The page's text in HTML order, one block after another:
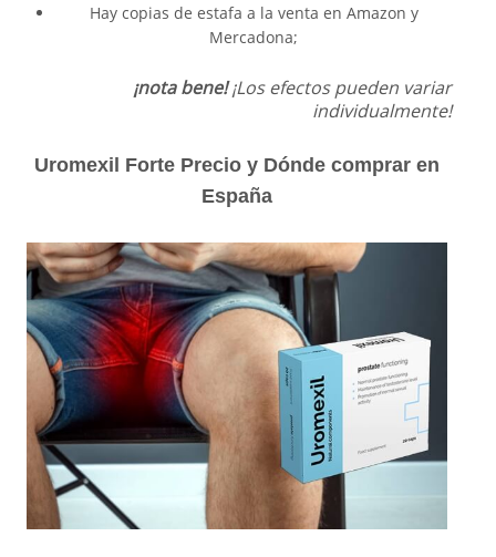
Hay copias de estafa a la venta en Amazon y
Mercadona;
¡nota bene!¡Los efectos pueden variar
individualmente!
Uromexil Forte Precio y Dónde comprar en
España